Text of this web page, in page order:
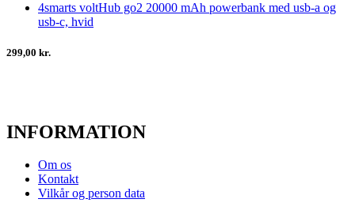
4smarts voltHub go2 20000 mAh powerbank med usb-a og
usb-c, hvid
299,00 kr.
INFORMATION
Om os
Kontakt
Vilkår og person data